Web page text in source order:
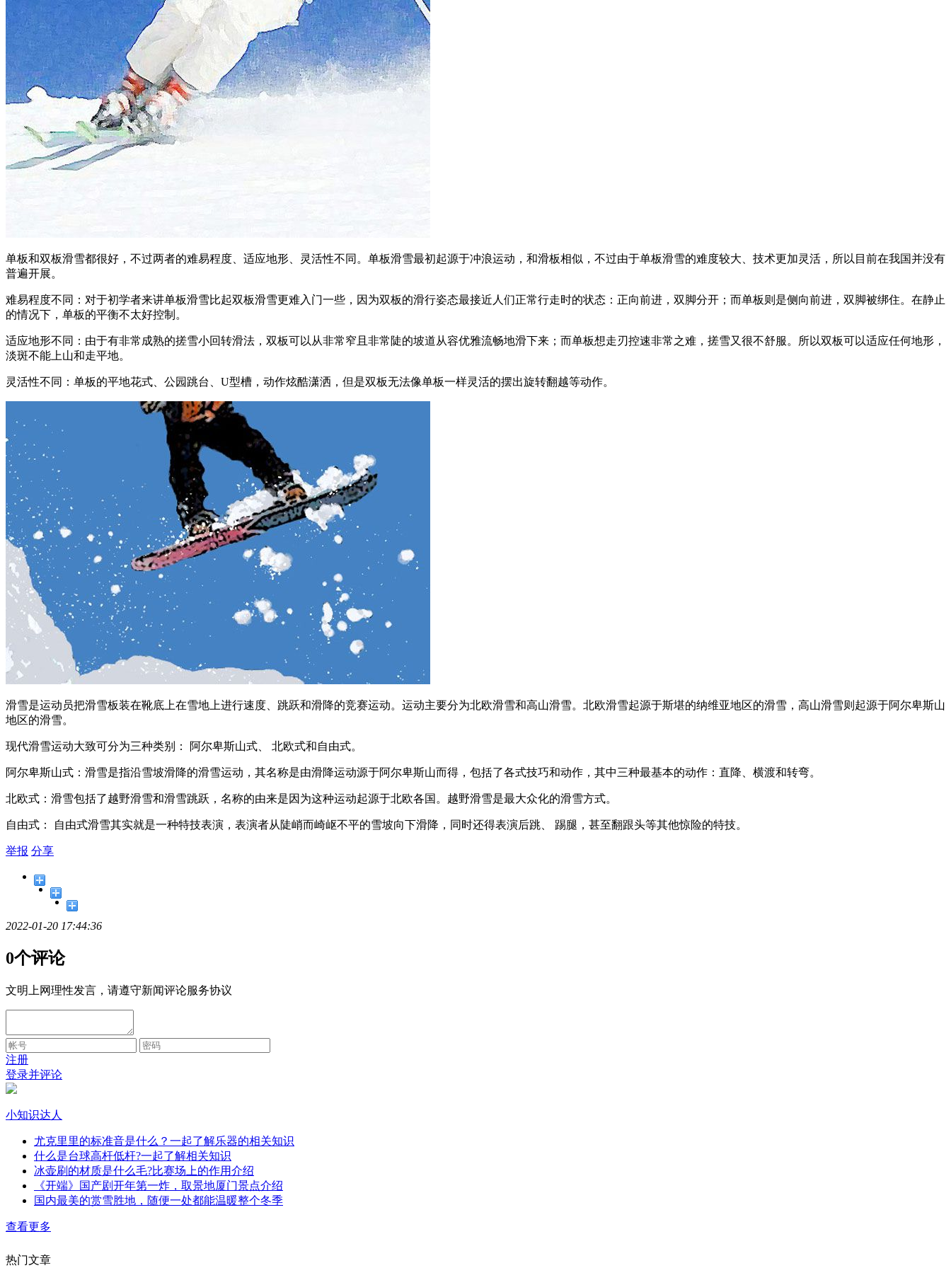
单板和双板滑雪都很好，不过两者的难易程度、适应地形、灵活性不同。单板滑雪最初起源于冲浪运动，和滑板相似，不过由于单板滑雪的难度较大、技术更加灵活，所以目前在我国并没有
普遍开展。
难易程度不同：对于初学者来讲单板滑雪比起双板滑雪更难入门一些，因为双板的滑行姿态最接近人们正常行走时的状态：正向前进，双脚分开；而单板则是侧向前进，双脚被绑住。在静止
的情况下，单板的平衡不太好控制。
适应地形不同：由于有非常成熟的搓雪小回转滑法，双板可以从非常窄且非常陡的坡道从容优雅流畅地滑下来；而单板想走刃控速非常之难，搓雪又很不舒服。所以双板可以适应任何地形，
淡斑不能上山和走平地。
灵活性不同：单板的平地花式、公园跳台、U型槽，动作炫酷潇洒，但是双板无法像单板一样灵活的摆出旋转翻越等动作。
滑雪是运动员把滑雪板装在靴底上在雪地上进行速度、跳跃和滑降的竞赛运动。运动主要分为北欧滑雪和高山滑雪。北欧滑雪起源于斯堪的纳维亚地区的滑雪，高山滑雪则起源于阿尔卑斯山
地区的滑雪。
现代滑雪运动大致可分为三种类别： 阿尔卑斯山式、 北欧式和自由式。
阿尔卑斯山式：滑雪是指沿雪坡滑降的滑雪运动，其名称是由滑降运动源于阿尔卑斯山而得，包括了各式技巧和动作，其中三种最基本的动作：直降、横渡和转弯。
北欧式：滑雪包括了越野滑雪和滑雪跳跃，名称的由来是因为这种运动起源于北欧各国。越野滑雪是最大众化的滑雪方式。
自由式： 自由式滑雪其实就是一种特技表演，表演者从陡峭而崎岖不平的雪坡向下滑降，同时还得表演后跳、 踢腿，甚至翻跟头等其他惊险的特技。
举报 分享
2022-01-20 17:44:36
0个评论
文明上网理性发言，请遵守新闻评论服务协议
注册
登录并评论
小知识达人
尤克里里的标准音是什么？一起了解乐器的相关知识
什么是台球高杆低杆?一起了解相关知识
冰壶刷的材质是什么毛?比赛场上的作用介绍
《开端》国产剧开年第一炸，取景地厦门景点介绍
国内最美的赏雪胜地，随便一处都能温暖整个冬季
查看更多
热门文章